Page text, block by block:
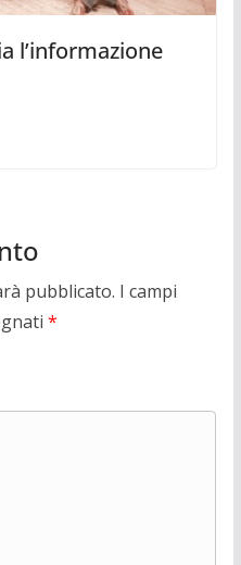
l’informazione
pubblicato. I campi
*